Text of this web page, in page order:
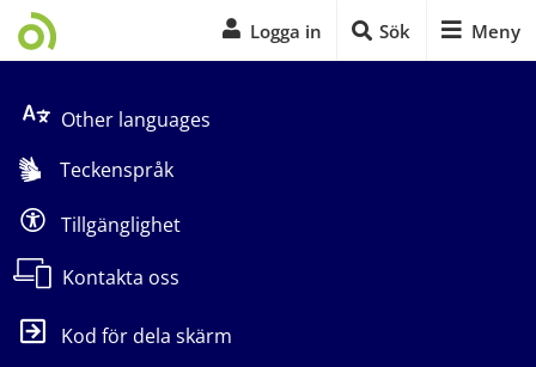
Logga in Sök Meny
Other languages
Teckenspråk
Tillgänglighet
Kontakta oss
Kod för dela skärm